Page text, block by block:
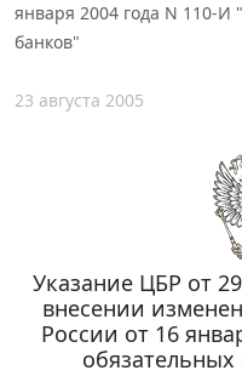
января 2004 года N 110-И
банков"
23 августа 2005
Указание ЦБР от
внесении
России от 16